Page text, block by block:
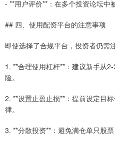
- **用户评价**：在多个投资论坛中
## 四、使用配资平台的注意事项
即使选择了合规平台，投资者仍需
1. **合理使用杠杆**：建议新手从
险。
2. **设置止盈止损**：提前设定目
律。
3. **分散投资**：避免满仓单只股